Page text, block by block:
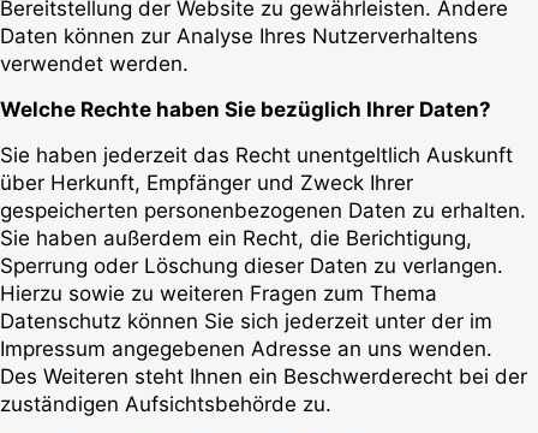
Bereitstellung der Website zu gewährleisten. Andere
Daten können zur Analyse Ihres Nutzerverhaltens
verwendet werden.
Welche Rechte haben Sie bezüglich Ihrer Daten?
Sie haben jederzeit das Recht unentgeltlich Auskunft
über Herkunft, Empfänger und Zweck Ihrer
gespeicherten personenbezogenen Daten zu erhalten.
Sie haben außerdem ein Recht, die Berichtigung,
Sperrung oder Löschung dieser Daten zu verlangen.
Hierzu sowie zu weiteren Fragen zum Thema
Datenschutz können Sie sich jederzeit unter der im
Impressum angegebenen Adresse an uns wenden.
Des Weiteren steht Ihnen ein Beschwerderecht bei der
zuständigen Aufsichtsbehörde zu.